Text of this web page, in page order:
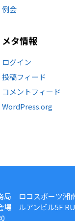
例会
メタ情報
ログイン
投稿フィード
コメントフィード
WordPress.org
局 ロコスポーツ湘
場 ルアンビル5F